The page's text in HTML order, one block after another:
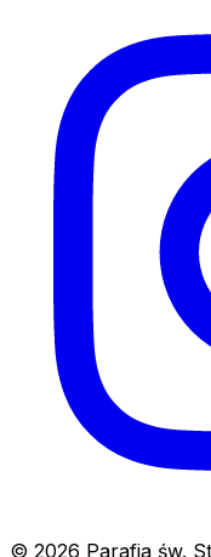
© 2026 Parafia św.